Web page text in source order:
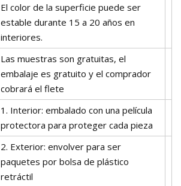
El color de la superficie puede ser
estable durante 15 a 20 años en
interiores.
Las muestras son gratuitas, el
embalaje es gratuito y el comprador
cobrará el flete
1. Interior: embalado con una película
protectora para proteger cada pieza
2. Exterior: envolver para ser
paquetes por bolsa de plástico
retráctil